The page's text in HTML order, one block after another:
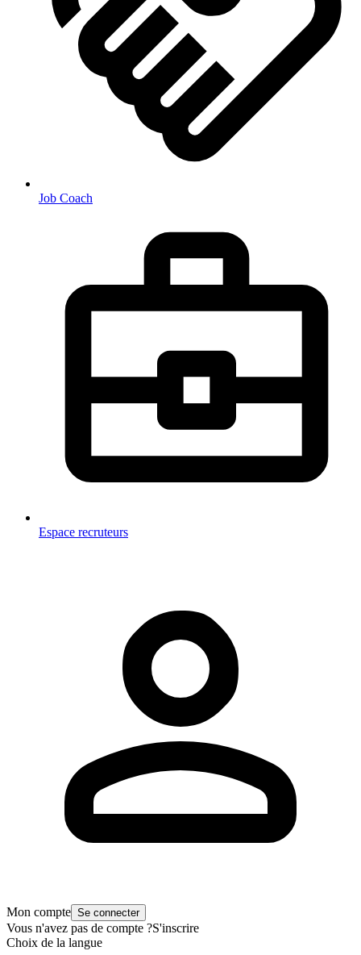
Job Coach
Espace recruteurs
Mon compte Se connecter
Vous n'avez pas de compte ?S'inscrire
Choix de la langue